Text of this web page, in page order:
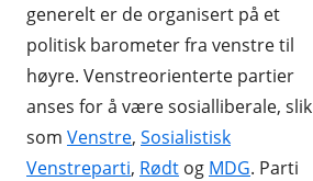
generelt er de organisert på et
politisk barometer fra venstre til
høyre. Venstreorienterte partier
anses for å være sosialliberale, slik
som Venstre, Sosialistisk
Venstreparti, Rødt og MDG. Parti